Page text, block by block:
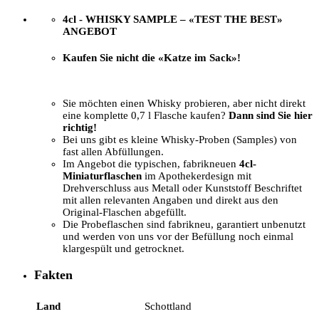
4cl - WHISKY SAMPLE – «TEST THE BEST»
ANGEBOT
Kaufen Sie nicht die «Katze im Sack»!
Sie möchten einen Whisky probieren, aber nicht direkt
eine komplette 0,7 l Flasche kaufen? Dann sind Sie hier
richtig!
Bei uns gibt es kleine Whisky-Proben (Samples) von
fast allen Abfüllungen.
Im Angebot die typischen, fabrikneuen 4cl-
Miniaturflaschen im Apothekerdesign mit
Drehverschluss aus Metall oder Kunststoff Beschriftet
mit allen relevanten Angaben und direkt aus den
Original-Flaschen abgefüllt.
Die Probeflaschen sind fabrikneu, garantiert unbenutzt
und werden von uns vor der Befüllung noch einmal
klargespült und getrocknet.
Fakten
Land
Schottland